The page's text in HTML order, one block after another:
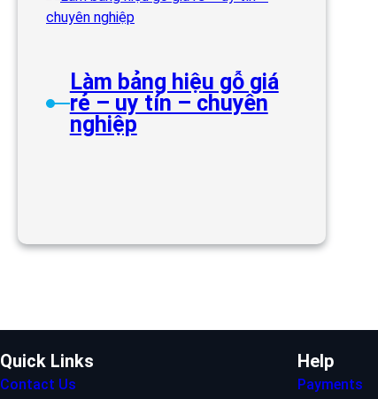
Làm bảng hiệu gỗ giá
rẻ – uy tín – chuyên
nghiệp
Quick Links
Contact Us
Help
Payments